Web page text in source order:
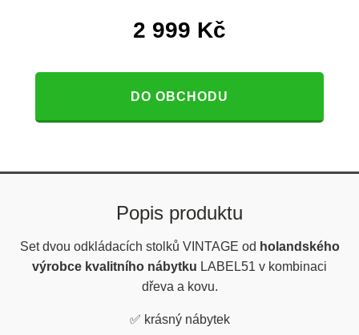
2 999 Kč
DO OBCHODU
Popis produktu
Set dvou odkládacích stolků VINTAGE od holandského
výrobce kvalitního nábytku LABEL51 v kombinaci
dřeva a kovu.
✅ krásný nábytek